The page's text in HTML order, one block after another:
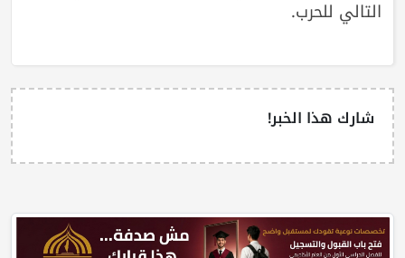
التالي للحرب.
شارك هذا الخبر!